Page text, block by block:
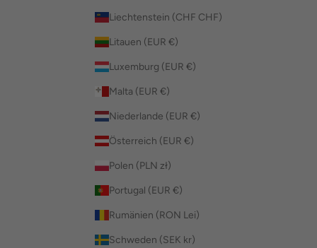
Liechtenstein (CHF CHF)
Litauen (EUR €)
Luxemburg (EUR €)
Malta (EUR €)
Niederlande (EUR €)
Österreich (EUR €)
Polen (PLN zł)
Portugal (EUR €)
Rumänien (RON Lei)
Schweden (SEK kr)